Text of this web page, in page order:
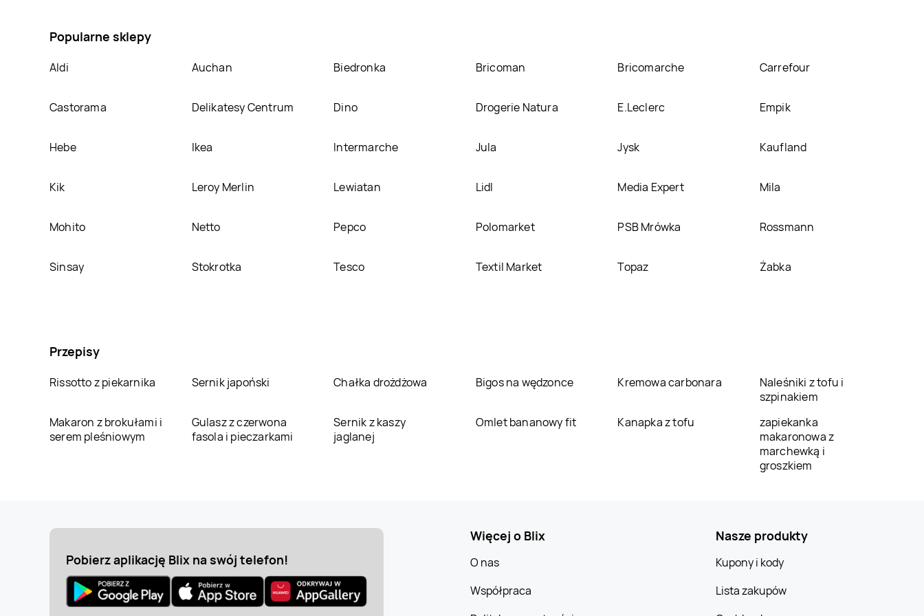
Popularne sklepy
Aldi Auchan Biedronka Bricoman Bricomarche Carrefour
Castorama Delikatesy Centrum Dino Drogerie Natura E.Leclerc Empik
Hebe Ikea Intermarche Jula Jysk Kaufland
Kik Leroy Merlin Lewiatan Lidl Media Expert Mila
Mohito Netto Pepco Polomarket PSB Mrówka Rossmann
Sinsay Stokrotka Tesco Textil Market Topaz Żabka
Przepisy
Rissotto z piekarnika Sernik japoński Chałka drożdżowa Bigos na wędzonce Kremowa carbonara
Naleśniki z tofu i
szpinakiem
Makaron z brokułami i
serem pleśniowym
Gulasz z czerwona
fasola i pieczarkami
Sernik z kaszy
jaglanej
Omlet bananowy fit Kanapka z tofu
zapiekanka
makaronowa z
marchewką i
groszkiem
Pobierz aplikację Blix na swój telefon!
Więcej o Blix
O nas
Współpraca
Nasze produkty
Kupony i kody
Lista zakupów